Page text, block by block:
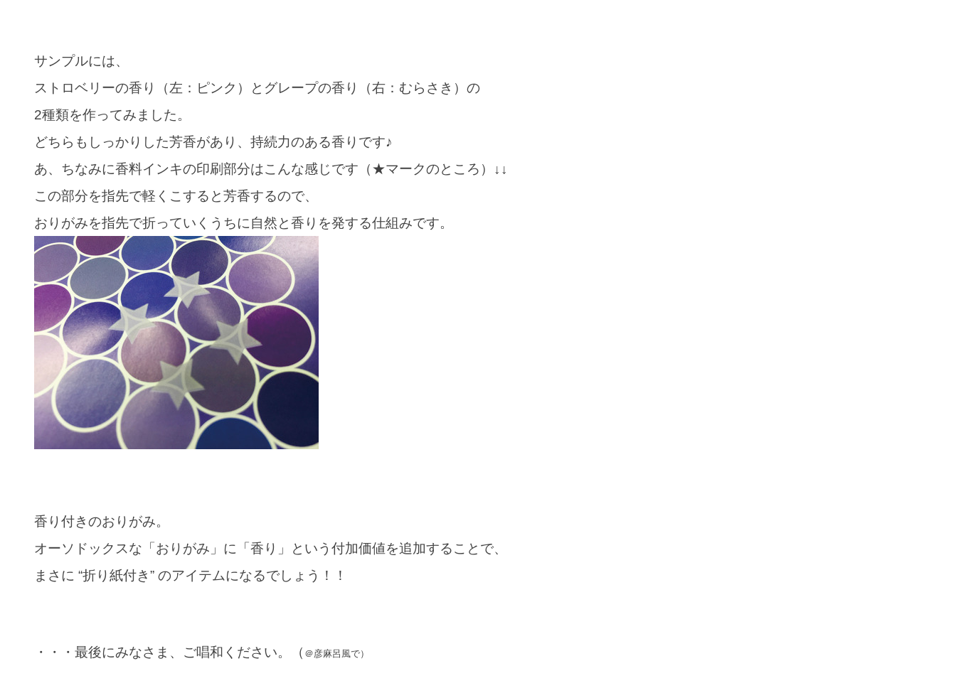
サンプルには、
ストロベリーの香り（左：ピンク）とグレープの香り（右：むらさき）の
2種類を作ってみました。
どちらもしっかりした芳香があり、持続力のある香りです♪
あ、ちなみに香料インキの印刷部分はこんな感じです（★マークのところ）↓↓
この部分を指先で軽くこすると芳香するので、
おりがみを指先で折っていくうちに自然と香りを発する仕組みです。
香り付きのおりがみ。
オーソドックスな「おりがみ」に「香り」という付加価値を追加することで、
まさに “折り紙付き” のアイテムになるでしょう！！
・・・最後にみなさま、ご唱和ください。（ ＠彦麻呂風で）